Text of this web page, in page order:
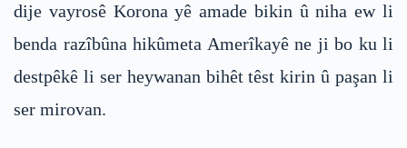
dije vayrosê Korona yê amade bikin û niha ew li
benda razîbûna hikûmeta Amerîkayê ne ji bo ku li
destpêkê li ser heywanan bihêt têst kirin û paşan li
ser mirovan.